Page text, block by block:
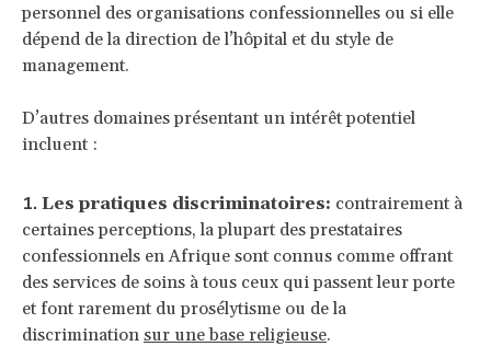
personnel des organisations confessionnelles ou si elle
dépend de la direction de l’hôpital et du style de
management.
D’autres domaines présentant un intérêt potentiel
incluent :
Les pratiques discriminatoires: contrairement à
certaines perceptions, la plupart des prestataires
confessionnels en Afrique sont connus comme offrant
des services de soins à tous ceux qui passent leur porte
et font rarement du prosélytisme ou de la
discrimination sur une base religieuse.